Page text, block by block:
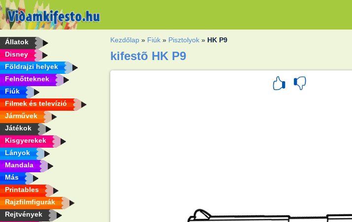
Állatok
Disney
Földrajzi helyek
Felnőtteknek
Fiúk
Filmek és televízió
Járművek
Játékok
Kisgyerekek
Lányok
Mandala
Más
Printables
Rajzfilmfigurák
Rejtvények
Kezdőlap » Fiúk » Pisztolyok » HK P9
kifestõ HK P9